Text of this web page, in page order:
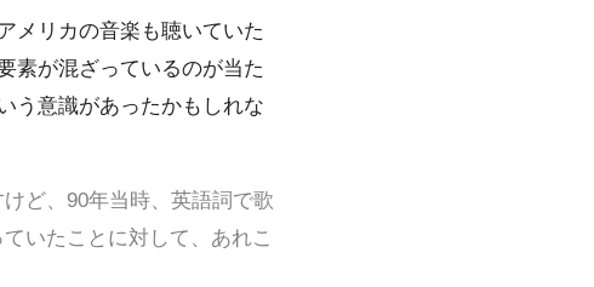
メリカの音楽も聴いていた
素が混ざっているのが当た
う意識があったかもしれな
ど、90年当時、英語詞で歌
いたことに対して、あれこ